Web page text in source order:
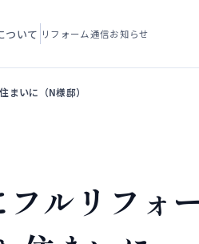
ついて リフォーム通信お知らせ
まいに（N様邸）
ルリフォ